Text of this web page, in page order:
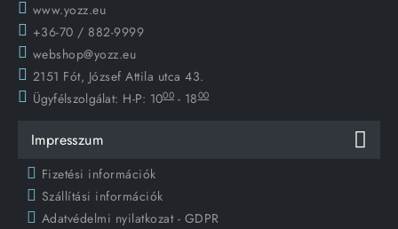
www.yozz.eu
+36-70 / 882-9999
webshop@yozz.eu
2151 Fót, József Attila utca 43.
Ügyfélszolgálat: H-P: 1000 - 1800
Impresszum
Fizetési információk
Szállítási információk
Adatvédelmi nyilatkozat - GDPR